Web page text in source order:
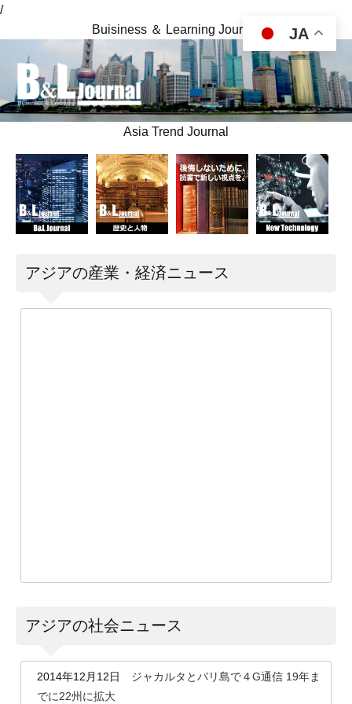
/
Buisiness ＆ Learning Journal
Asia Trend Journal
アジアの産業・経済ニュース
アジアの社会ニュース
2014年12月12日 ジャカルタとバリ島で４G通信 19年ま
でに22州に拡大
JA